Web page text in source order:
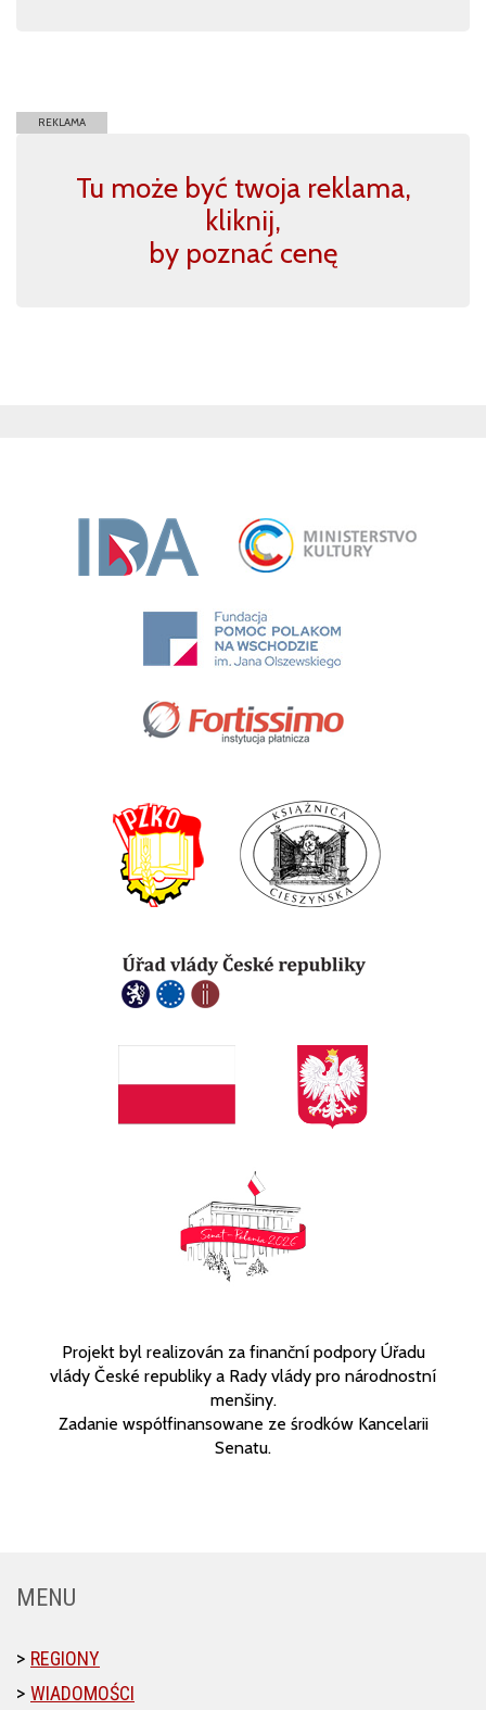
REKLAMA
Tu może być twoja reklama,
kliknij,
by poznać cenę
Projekt byl realizován za finanční podpory Úřadu
vlády České republiky a Rady vlády pro národnostní
menšiny.
Zadanie współfinansowane ze środków Kancelarii
Senatu.
MENU
REGIONY
WIADOMOŚCI